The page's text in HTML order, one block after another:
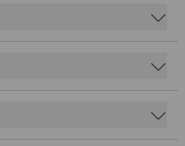
die ABUS One App
völlig schlüssellos.
trotzdem bequem
6500A optional mit